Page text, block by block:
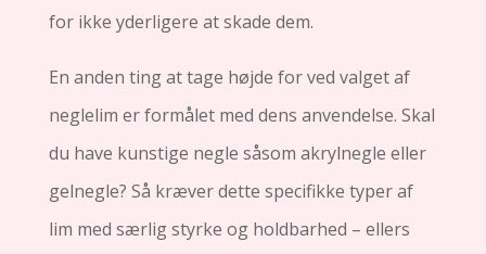
for ikke yderligere at skade dem.
En anden ting at tage højde for ved valget af
neglelim er formålet med dens anvendelse. Skal
du have kunstige negle såsom akrylnegle eller
gelnegle? Så kræver dette specifikke typer af
lim med særlig styrke og holdbarhed – ellers